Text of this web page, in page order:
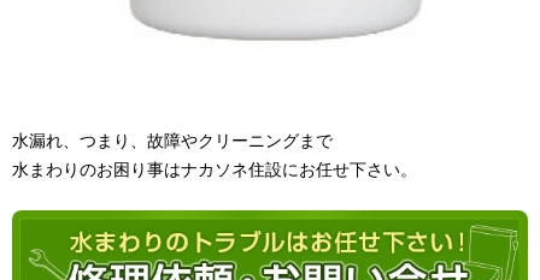
水漏れ、つまり、故障やクリーニングまで
水まわりのお困り事はナカソネ住設にお任せ下さい。